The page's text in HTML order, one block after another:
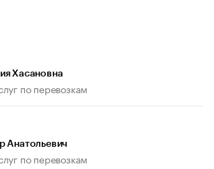
Хасановна
по перевозкам
Анатольевич
по перевозкам